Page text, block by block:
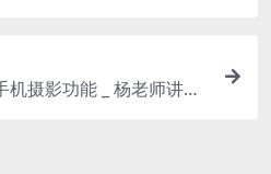
摄影功能 _ 杨老师讲摄